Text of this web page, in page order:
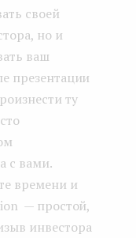
своей
но и
ваш
презентации
ту
с вами.
времени и
— простой,
инвестора